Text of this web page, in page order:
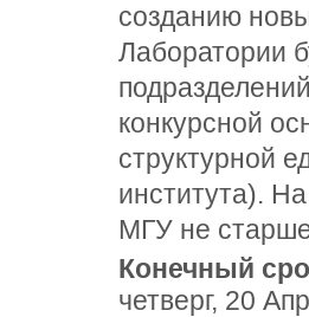
созданию
Лаборатории
конкурсной
структурной
института).
МГУ не
Конечный
четверг, 20